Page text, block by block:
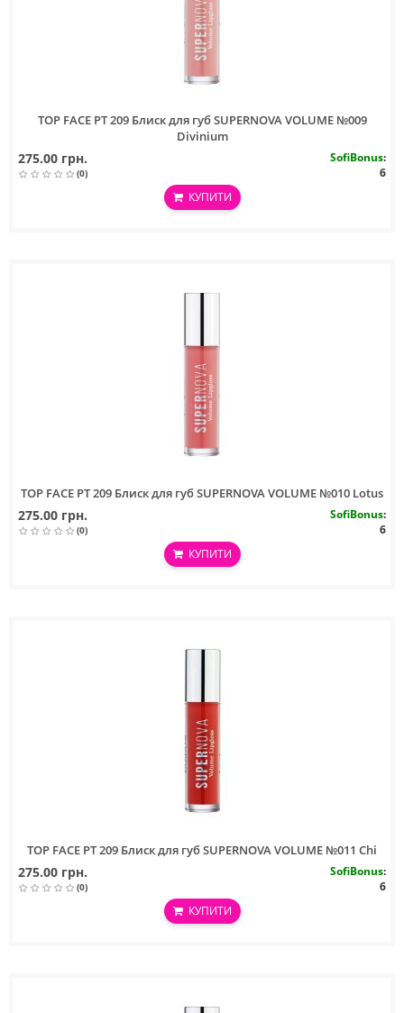
TOP FACE PT 209 Блиск для губ SUPERNOVA VOLUME №009
Divinium
275.00 грн.
(0)
SofiBonus:
6
КУПИТИ
TOP FACE PT 209 Блиск для губ SUPERNOVA VOLUME №010 Lotus
275.00 грн.
(0)
SofiBonus:
6
КУПИТИ
TOP FACE PT 209 Блиск для губ SUPERNOVA VOLUME №011 Chi
275.00 грн.
(0)
SofiBonus:
6
КУПИТИ